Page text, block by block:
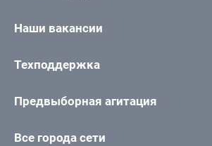
Наши вакансии
Техподдержка
Предвыборная агитация
Все города сети